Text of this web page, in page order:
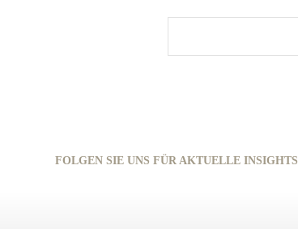
FOLGEN SIE UNS FÜR AKTUELLE INSIGHTS